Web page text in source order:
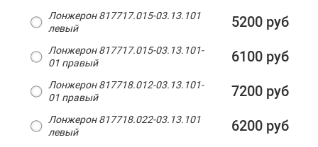
Лонжерон 817717.015-03.13.101
левый
5200 руб
Лонжерон 817717.015-03.13.101-
01 правый
6100 руб
Лонжерон 817718.012-03.13.101-
01 правый
7200 руб
Лонжерон 817718.022-03.13.101
левый
6200 руб